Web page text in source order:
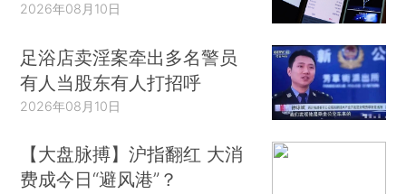
2026年08月10日
足浴店卖淫案牵出多名警员
有人当股东有人打招呼
2026年08月10日
【大盘脉搏】沪指翻红 大消
费成今日“避风港”？